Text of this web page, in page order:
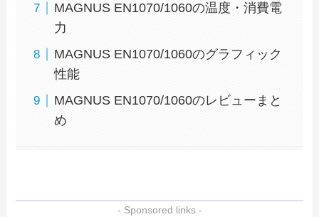
MAGNUS EN1070/1060の温度・消費電
力
MAGNUS EN1070/1060のグラフィック
性能
MAGNUS EN1070/1060のレビューまと
め
- Sponsored links -